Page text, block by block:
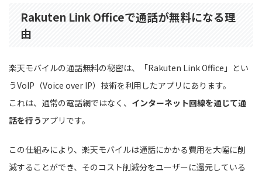
Rakuten Link Officeで通話が無料になる理
由
楽天モバイルの通話無料の秘密は、「Rakuten Link Office」とい
うVoIP（Voice over IP）技術を利用したアプリにあります。
これは、通常の電話網ではなく、 インターネット回線を通じて通
話を行うアプリです。
この仕組みにより、楽天モバイルは通話にかかる費用を大幅に削
減することができ、そのコスト削減分をユーザーに還元している